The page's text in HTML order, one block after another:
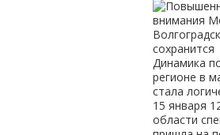
Динамика
регионе в
стала
15 января
области